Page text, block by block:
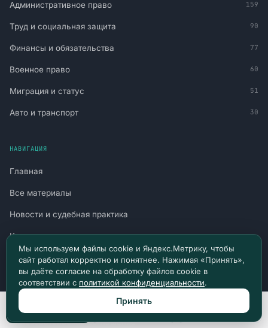
Административное право 159
Труд и социальная защита 90
Финансы и обязательства 77
Военное право 60
Миграция и статус 51
Авто и транспорт 30
НАВИГАЦИЯ
Главная
Все материалы
Новости и судебная практика
Консультация
Канал в Telegram
Канал в Max
Политика конфиденциальности
Пользовательское соглашение
Мы используем файлы cookie и Яндекс.Метрику, чтобы
сайт работал корректно и понятнее. Нажимая «Принять»,
вы даёте согласие на обработку файлов cookie в
соответствии с политикой конфиденциальности.
Принять